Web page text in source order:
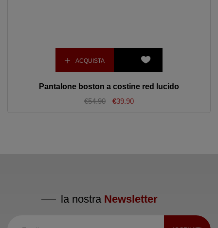
ACQUISTA
Pantalone boston a costine red lucido
€54.90
€39.90
la nostra Newsletter